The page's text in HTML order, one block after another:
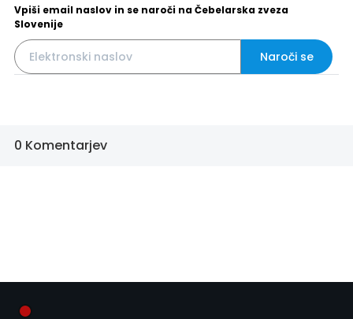
Vpiši email naslov in se naroči na Čebelarska zveza
Slovenije
Naroči se
0 Komentarjev